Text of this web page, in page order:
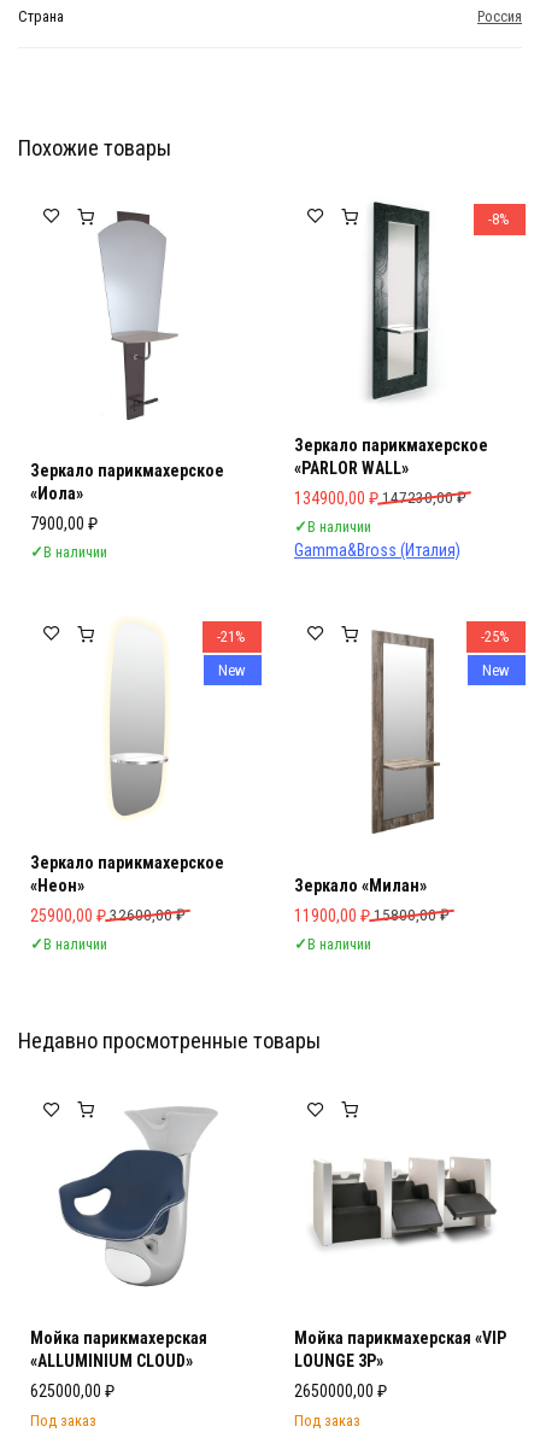
Страна Россия
Похожие товары
Зеркало парикмахерское
«Иола»
7900,00 ₽
✓В наличии
-8%
Зеркало парикмахерское
«PARLOR WALL»
147230,00₽
Первоначальная цена
134900,00 ₽
Текущая цена: 134900,00 ₽.
✓В наличии
Gamma&Bross (Италия)
-21%
New
Зеркало парикмахерское
«Неон»
32600,00₽
Первоначальная цена составляла 32600,00 ₽.
25900,00 ₽
Текущая цена: 25900,00 ₽.
✓В наличии
-25%
New
Зеркало «Милан»
15800,00₽
Первоначальная цена
11900,00 ₽
Текущая цена: 11900,00 ₽.
✓В наличии
Недавно просмотренные товары
Мойка парикмахерская
«ALLUMINIUM CLOUD»
625000,00 ₽
Под заказ
Мойка парикмахерская «VIP
LOUNGE 3P»
2650000,00 ₽
Под заказ